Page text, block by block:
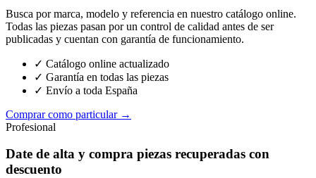
Busca por marca, modelo y referencia en nuestro catálogo online.
Todas las piezas pasan por un control de calidad antes de ser
publicadas y cuentan con garantía de funcionamiento.
✓ Catálogo online actualizado
✓ Garantía en todas las piezas
✓ Envío a toda España
Comprar como particular →
Profesional
Date de alta y compra piezas recuperadas con
descuento